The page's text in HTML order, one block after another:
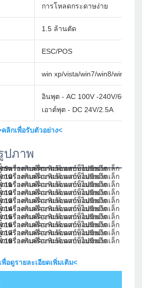
การโหลดกระดาษง่าย
1.5 ล้านตัด
ESC/POS
win xp/vista/win7/win8/win10/
อินพุต - AC 100V -240V/60Hz
เอาต์พุต - DC 24V/2.5A
คลิกเพื่อรับตัวอย่าง<
ปภาพ
พื่อดูรายละเอียดเพิ่มเติม<